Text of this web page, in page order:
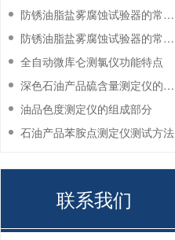
防锈油脂盐雾腐蚀试验器的常见故障与解决方法
防锈油脂盐雾腐蚀试验器的常见故障与解决方法
全自动微库仑测氯仪功能特点
深色石油产品硫含量测定仪的工作环境要求
油品色度测定仪的组成部分
石油产品苯胺点测定仪测试方法
联系我们